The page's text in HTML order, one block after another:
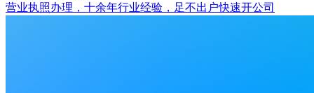
营业执照办理，十余年行业经验，足不出户快速开公司